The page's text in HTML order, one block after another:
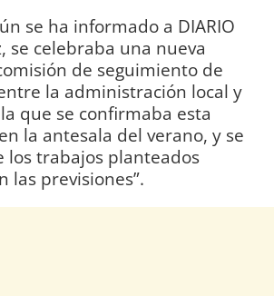
se ha informado a DIARIO
se celebraba una nueva
de seguimiento de
la administración local y
que se confirmaba esta
la antesala del verano, y se
los trabajos planteados
las previsiones”.